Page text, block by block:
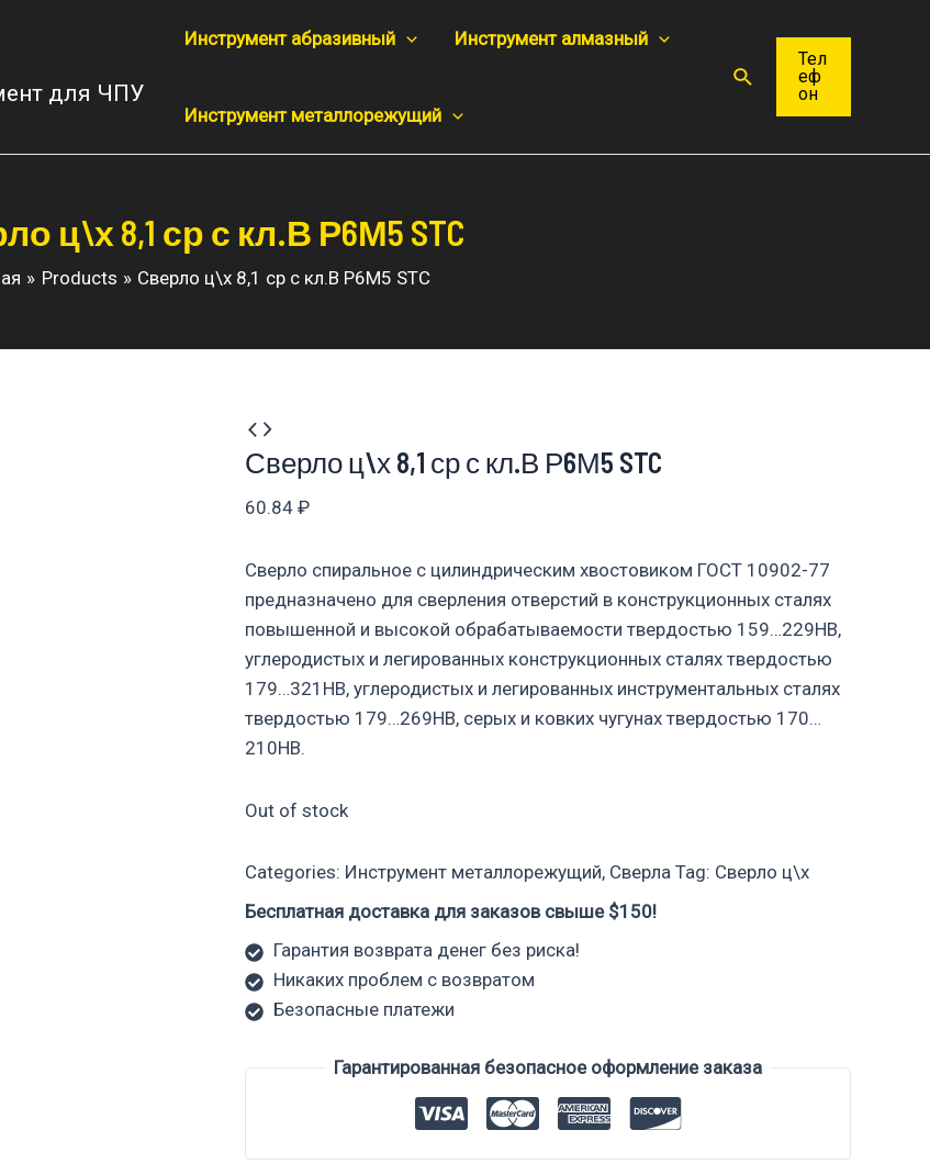
для ЧПУ
Инструмент абразивный Инструмент алмазный
Инструмент металлорежущий
Поиск
Тел
еф
он
ц\х 8,1 ср с кл.В Р6М5 STC
Products Сверло ц\х 8,1 ср с кл.В Р6М5 STC
Сверло ц\х 8,1 ср с кл.В Р6М5 STC
60.84 ₽
Сверло спиральное с цилиндрическим хвостовиком ГОСТ 10902-77
предназначено для сверления отверстий в конструкционных сталях
повышенной и высокой обрабатываемости твердостью 159…229НВ,
углеродистых и легированных конструкционных сталях твердостью
179…321НВ, углеродистых и легированных инструментальных сталях
твердостью 179…269НВ, серых и ковких чугунах твердостью 170…
210НВ.
Out of stock
Categories: Инструмент металлорежущий, Сверла Tag: Сверло ц\х
Бесплатная доставка для заказов свыше $150!
Гарантия возврата денег без риска!
Никаких проблем с возвратом
Безопасные платежи
Гарантированная безопасное оформление заказа